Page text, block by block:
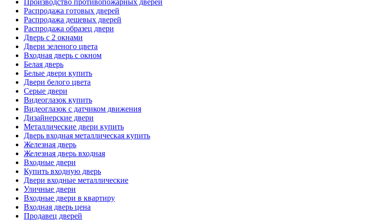
Производство противопожарных дверей
Распродажа готовых дверей
Распродажа дешевых дверей
Распродажа образец двери
Дверь с 2 окнами
Двери зеленого цвета
Входная дверь с окном
Белая дверь
Белые двери купить
Двери белого цвета
Серые двери
Видеоглазок купить
Видеоглазок с датчиком движения
Дизайнерские двери
Металлические двери купить
Дверь входная металлическая купить
Железная дверь
Железная дверь входная
Входные двери
Купить входную дверь
Двери входные металлические
Уличные двери
Входные двери в квартиру
Входная дверь цена
Продавец дверей